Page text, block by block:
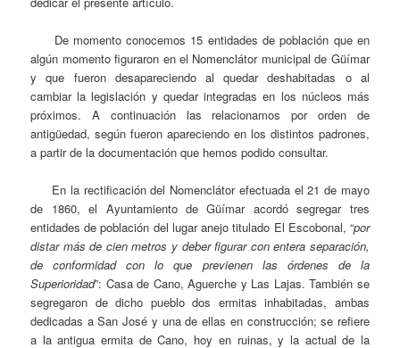
De momento conocemos 15 entidades de población que en
algún momento figuraron en el Nomenclátor municipal de Güímar
y que fueron desapareciendo al quedar deshabitadas o al
cambiar la legislación y quedar integradas en los núcleos más
próximos. A continuación las relacionamos por orden de
antigüedad, según fueron apareciendo en los distintos padrones,
a partir de la documentación que hemos podido consultar.
En la rectificación del Nomenclátor efectuada el 21 de mayo
de 1860, el Ayuntamiento de Güímar acordó segregar tres
entidades de población del lugar anejo titulado El Escobonal, “por
distar más de cien metros y deber figurar con entera separación,
de conformidad con lo que previenen las órdenes de la
Superioridad”: Casa de Cano, Aguerche y Las Lajas. También se
segregaron de dicho pueblo dos ermitas inhabitadas, ambas
dedicadas a San José y una de ellas en construcción; se refiere
a la antigua ermita de Cano, hoy en ruinas, y la actual de la